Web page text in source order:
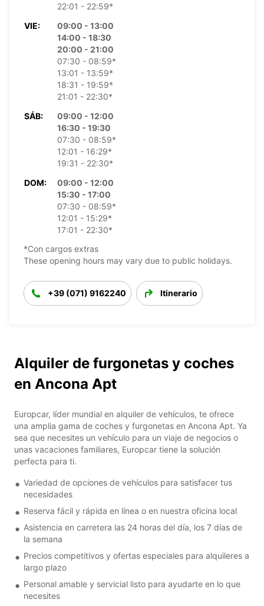
22:01 - 22:59*
VIE:
09:00 - 13:00
14:00 - 18:30
20:00 - 21:00
07:30 - 08:59*
13:01 - 13:59*
18:31 - 19:59*
21:01 - 22:30*
SÁB:
09:00 - 12:00
16:30 - 19:30
07:30 - 08:59*
12:01 - 16:29*
19:31 - 22:30*
DOM:
09:00 - 12:00
15:30 - 17:00
07:30 - 08:59*
12:01 - 15:29*
17:01 - 22:30*
*Con cargos extras
These opening hours may vary due to public holidays.
+39 (071) 9162240 Itinerario
Alquiler de furgonetas y coches
en Ancona Apt
Europcar, líder mundial en alquiler de vehículos, te ofrece
una amplia gama de coches y furgonetas en Ancona Apt. Ya
sea que necesites un vehículo para un viaje de negocios o
unas vacaciones familiares, Europcar tiene la solución
perfecta para ti.
Variedad de opciones de vehículos para satisfacer tus
necesidades
Reserva fácil y rápida en línea o en nuestra oficina local
Asistencia en carretera las 24 horas del día, los 7 días de
la semana
Precios competitivos y ofertas especiales para alquileres a
largo plazo
Personal amable y servicial listo para ayudarte en lo que
necesites